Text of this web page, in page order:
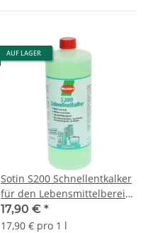
AUF LAGER
Sotin S200 Schnellentkalker
für den Lebensmittelbereich
3107-1 1L
17,90 € *
17,90 € pro 1 l